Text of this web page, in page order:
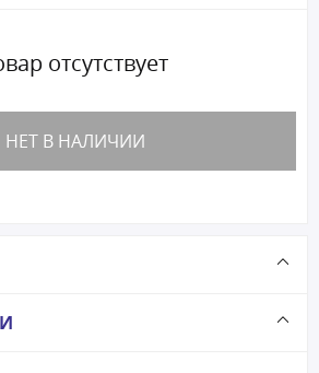
отсутствует
НЕТ В НАЛИЧИИ